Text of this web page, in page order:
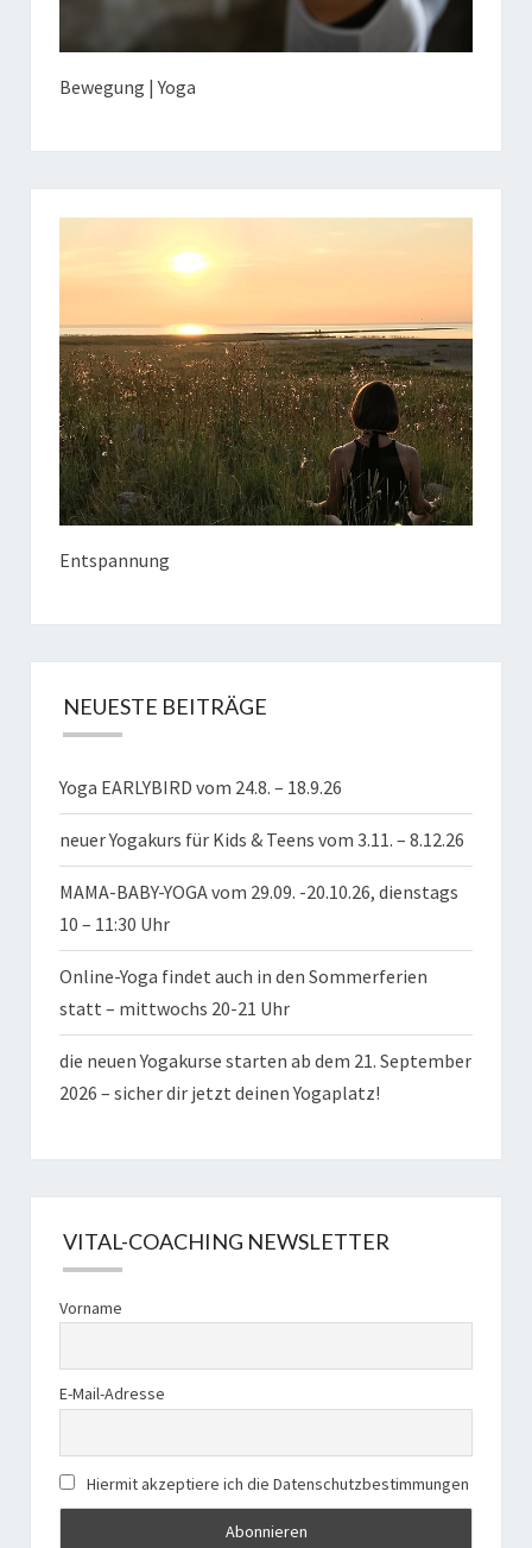
Bewegung | Yoga
Entspannung
NEUESTE BEITRÄGE
Yoga EARLYBIRD vom 24.8. – 18.9.26
neuer Yogakurs für Kids & Teens vom 3.11. – 8.12.26
MAMA-BABY-YOGA vom 29.09. -20.10.26, dienstags
10 – 11:30 Uhr
Online-Yoga findet auch in den Sommerferien
statt – mittwochs 20-21 Uhr
die neuen Yogakurse starten ab dem 21. September
2026 – sicher dir jetzt deinen Yogaplatz!
VITAL-COACHING NEWSLETTER
Vorname
E-Mail-Adresse
Hiermit akzeptiere ich die Datenschutzbestimmungen